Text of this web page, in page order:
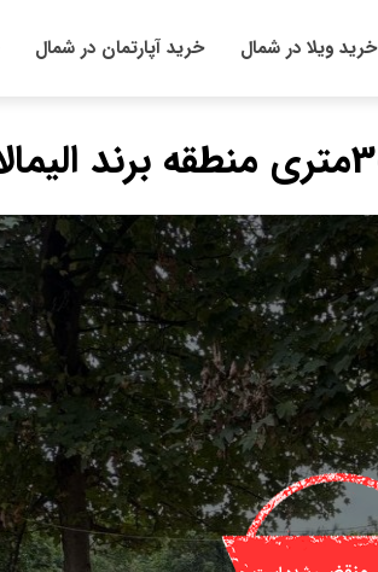
خرید ویلا در شمال خرید آپارتمان در شمال